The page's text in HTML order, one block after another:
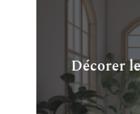
Décorer